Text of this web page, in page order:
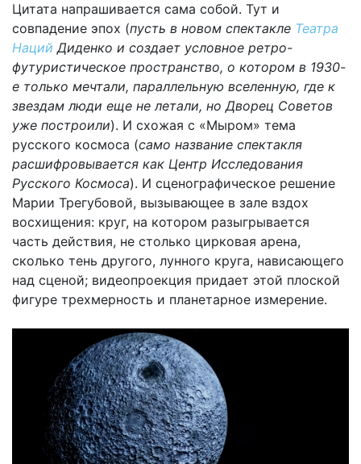
Цитата напрашивается сама собой. Тут и
совпадение эпох (пусть в новом спектакле Театра
Наций Диденко и создает условное ретро-
футуристическое пространство, о котором в 1930-
е только мечтали, параллельную вселенную, где к
звездам люди еще не летали, но Дворец Советов
уже построили). И схожая с «Мыром» тема
русского космоса (само название спектакля
расшифровывается как Центр Исследования
Русского Космоса). И сценографическое решение
Марии Трегубовой, вызывающее в зале вздох
восхищения: круг, на котором разыгрывается
часть действия, не столько цирковая арена,
сколько тень другого, лунного круга, нависающего
над сценой; видеопроекция придает этой плоской
фигуре трехмерность и планетарное измерение.